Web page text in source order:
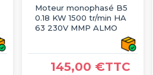
Moteur monophasé B5
0.18 KW 1500 tr/min HA
63 230V MMP ALMO
145,00 €TTC